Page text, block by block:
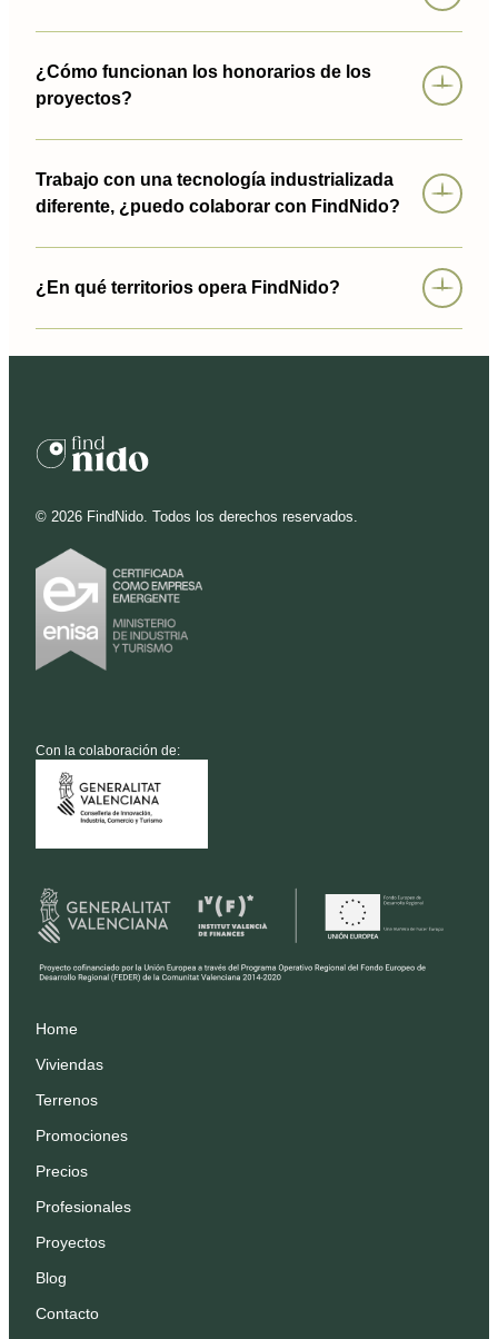
¿Cómo funcionan los honorarios de los
proyectos?
Trabajo con una tecnología industrializada
diferente, ¿puedo colaborar con FindNido?
¿En qué territorios opera FindNido?
© 2026 FindNido. Todos los derechos reservados.
Con la colaboración de:
Home
Viviendas
Terrenos
Promociones
Precios
Profesionales
Proyectos
Blog
Contacto